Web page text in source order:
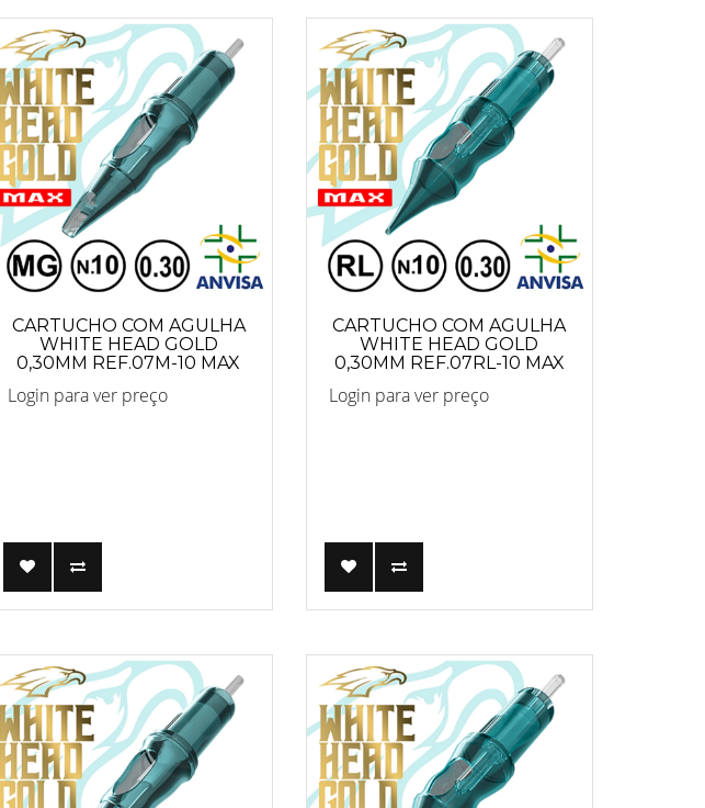
CARTUCHO COM AGULHA
WHITE HEAD GOLD
0,30MM REF.07M-10 MAX
Login para ver preço
CARTUCHO COM AGULHA
WHITE HEAD GOLD
0,30MM REF.07RL-10 MAX
Login para ver preço